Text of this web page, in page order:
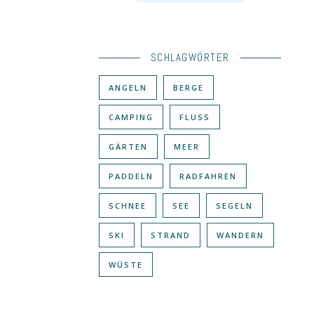
SCHLAGWÖRTER
ANGELN BERGE
CAMPING FLUSS
GÄRTEN MEER
PADDELN RADFAHREN
SCHNEE SEE SEGELN
SKI STRAND WANDERN
WÜSTE